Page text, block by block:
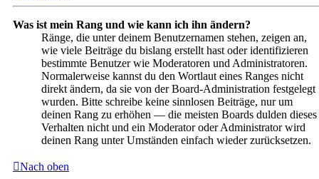
Was ist mein Rang und wie kann ich ihn ändern?
Ränge, die unter deinem Benutzernamen stehen, zeigen an,
wie viele Beiträge du bislang erstellt hast oder identifizieren
bestimmte Benutzer wie Moderatoren und Administratoren.
Normalerweise kannst du den Wortlaut eines Ranges nicht
direkt ändern, da sie von der Board-Administration festgelegt
wurden. Bitte schreibe keine sinnlosen Beiträge, nur um
deinen Rang zu erhöhen — die meisten Boards dulden dieses
Verhalten nicht und ein Moderator oder Administrator wird
deinen Rang unter Umständen einfach wieder zurücksetzen.
Nach oben